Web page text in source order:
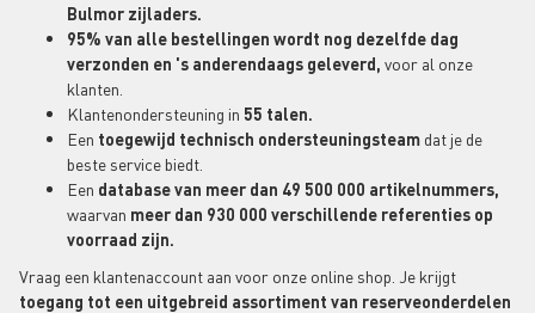
Bulmor zijladers.
95% van alle bestellingen wordt nog dezelfde dag
verzonden en 's anderendaags geleverd, voor al onze
klanten.
Klantenondersteuning in 55 talen.
Een toegewijd technisch ondersteuningsteam dat je de
beste service biedt.
Een database van meer dan 49 500 000 artikelnummers,
waarvan meer dan 930 000 verschillende referenties op
voorraad zijn.
Vraag een klantenaccount aan voor onze online shop. Je krijgt
toegang tot een uitgebreid assortiment van reserveonderdelen